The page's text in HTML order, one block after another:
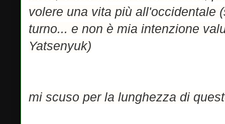
volere una vita più all'occidentale
turno... e non è mia intenzione
Yatsenyuk)
mi scuso per la lunghezza di